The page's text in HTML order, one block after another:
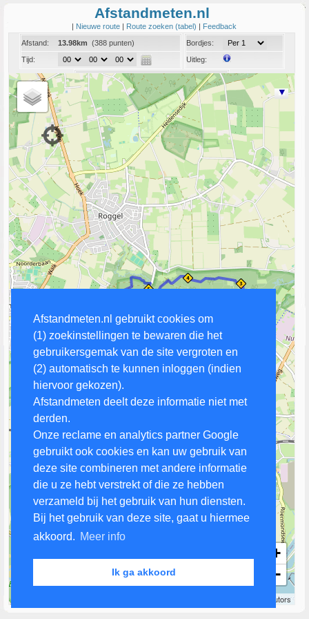
Afstandmeten.nl gebruikt cookies om
(1) zoekinstellingen te bewaren die het
gebruikersgemak van de site vergroten en
(2) automatisch te kunnen inloggen (indien
hiervoor gekozen).
Afstandmeten deelt deze informatie niet met
derden.
Onze reclame en analytics partner Google
gebruikt ook cookies en kan uw gebruik van
deze site combineren met andere informatie
die u ze hebt verstrekt of die ze hebben
verzameld bij het gebruik van hun diensten.
Bij het gebruik van deze site, gaat u hiermee
akkoord. Meer info
Ik ga akkoord
Afstandmeten.nl
| Nieuwe route | Route zoeken (tabel) | Feedback
Afstand:
13.98km (388 punten)
Tijd:
Bordjes:
Uitleg:
Coord:
Info:Link naar deze route
+
−
contributors